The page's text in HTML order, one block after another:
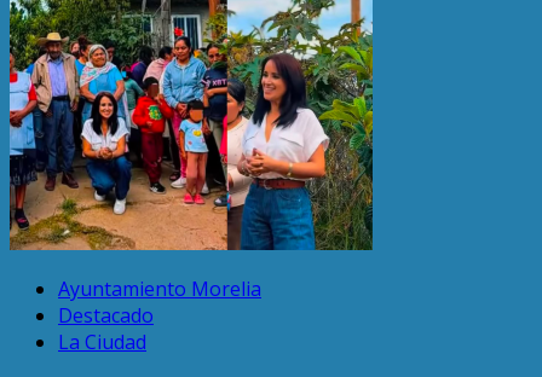
Ayuntamiento Morelia
Destacado
La Ciudad